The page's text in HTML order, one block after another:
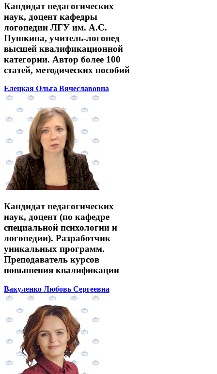
Кандидат педагогических
наук, доцент кафедры
логопедии ЛГУ им. А.С.
Пушкина, учитель-логопед
высшей квалификационной
категории. Автор более 100
статей, методических пособий
Елецкая Ольга Вячеславовна
Кандидат педагогических
наук, доцент (по кафедре
специальной психологии и
логопедии). Разработчик
уникальных программ.
Преподаватель курсов
повышения квалификации
Вакуленко Любовь Сергеевна